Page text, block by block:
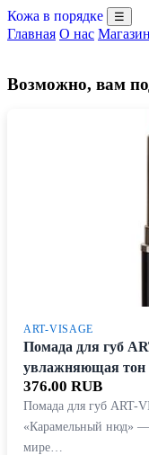
Кожа в порядке ☰
Главная О нас Магазин
Возможно, вам
ART-VISAGE
Помада для губ
увлажняющая тон
376.00 RUB
Помада для губ ART-
«Карамельный нюд» —
мире…